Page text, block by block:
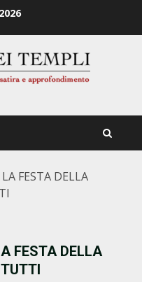
FESTA DELLA
FESTA DELLA